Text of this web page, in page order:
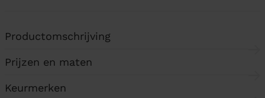
Productomschrijving
Prijzen en maten
Keurmerken